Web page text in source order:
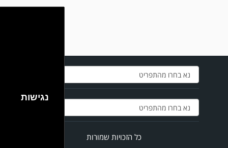
כל הזכויות שמורות
נגישות